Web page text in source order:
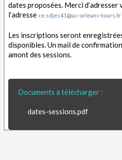
dates proposées. Merci
l’adresse ce.sdjes41@ac-orleans-tours.fr
Les inscriptions seront
disponibles. Un mail de
amont des sessions.
Documents à télécharger :
dates-sessions.pdf